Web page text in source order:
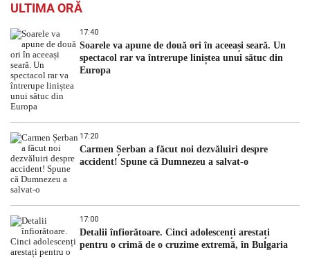
ULTIMA ORĂ
17:40
Soarele va apune de două ori în aceeași seară. Un
spectacol rar va întrerupe liniștea unui sătuc din
Europa
17:20
Carmen Șerban a făcut noi dezvăluiri despre
accident! Spune că Dumnezeu a salvat-o
17:00
Detalii înfiorătoare. Cinci adolescenți arestați
pentru o crimă de o cruzime extremă, în Bulgaria